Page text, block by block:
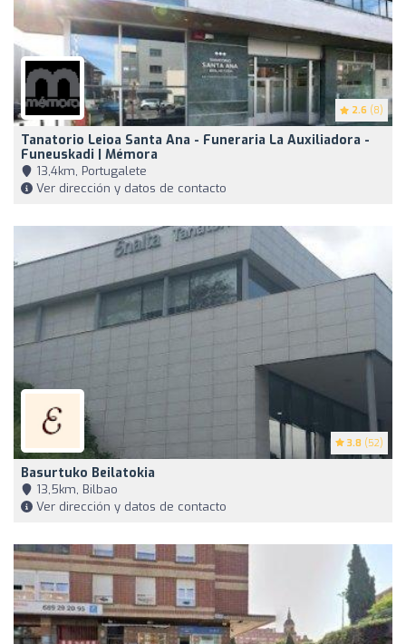
2.6 (8)
Tanatorio Leioa Santa Ana - Funeraria La Auxiliadora -
Funeuskadi | Mémora
13,4km, Portugalete
Ver dirección y datos de contacto
3.8 (52)
Basurtuko Beilatokia
13,5km, Bilbao
Ver dirección y datos de contacto